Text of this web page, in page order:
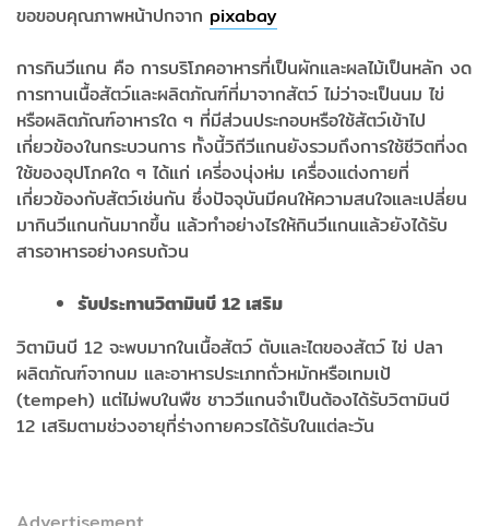
ขอขอบคุณภาพหน้าปกจาก pixabay
การกินวีแกน คือ การบริโภคอาหารที่เป็นผักและผลไม้เป็นหลัก งด
การทานเนื้อสัตว์และผลิตภัณฑ์ที่มาจากสัตว์ ไม่ว่าจะเป็นนม ไข่
หรือผลิตภัณฑ์อาหารใด ๆ ที่มีส่วนประกอบหรือใช้สัตว์เข้าไป
เกี่ยวข้องในกระบวนการ ทั้งนี้วิถีวีแกนยังรวมถึงการใช้ชีวิตที่งด
ใช้ของอุปโภคใด ๆ ได้แก่ เครี่องนุ่งห่ม เครื่องแต่งกายที่
เกี่ยวข้องกับสัตว์เช่นกัน ซึ่งปัจจุบันมีคนให้ความสนใจและเปลี่ยน
มากินวีแกนกันมากขึ้น แล้วทำอย่างไรให้กินวีแกนแล้วยังได้รับ
สารอาหารอย่างครบถ้วน
รับประทานวิตามินบี 12 เสริม
วิตามินบี 12 จะพบมากในเนื้อสัตว์ ตับและไตของสัตว์ ไข่ ปลา
ผลิตภัณฑ์จากนม และอาหารประเภทถั่วหมักหรือเทมเป้
(tempeh) แต่ไม่พบในพืช ชาววีแกนจำเป็นต้องได้รับวิตามินบี
12 เสริมตามช่วงอายุที่ร่างกายควรได้รับในแต่ละวัน